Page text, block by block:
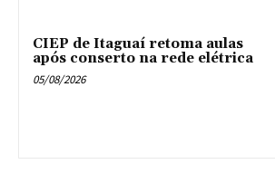
CIEP de Itaguaí retoma aulas
após conserto na rede elétrica
05/08/2026